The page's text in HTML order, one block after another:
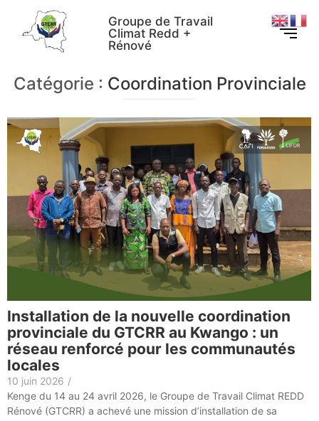
Groupe de Travail
Climat Redd +
Rénové
Catégorie : Coordination Provinciale
Installation de la nouvelle coordination
provinciale du GTCRR au Kwango : un
réseau renforcé pour les communautés
locales
10 juin 2026 /
Kenge du 14 au 24 avril 2026, le Groupe de Travail Climat REDD
Rénové (GTCRR) a achevé une mission d’installation de sa